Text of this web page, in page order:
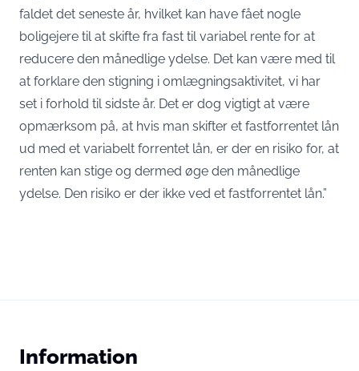
faldet det seneste år, hvilket kan have fået nogle
boligejere til at skifte fra fast til variabel rente for at
reducere den månedlige ydelse. Det kan være med til
at forklare den stigning i omlægningsaktivitet, vi har
set i forhold til sidste år. Det er dog vigtigt at være
opmærksom på, at hvis man skifter et fastforrentet lån
ud med et variabelt forrentet lån, er der en risiko for, at
renten kan stige og dermed øge den månedlige
ydelse. Den risiko er der ikke ved et fastforrentet lån.”
Information